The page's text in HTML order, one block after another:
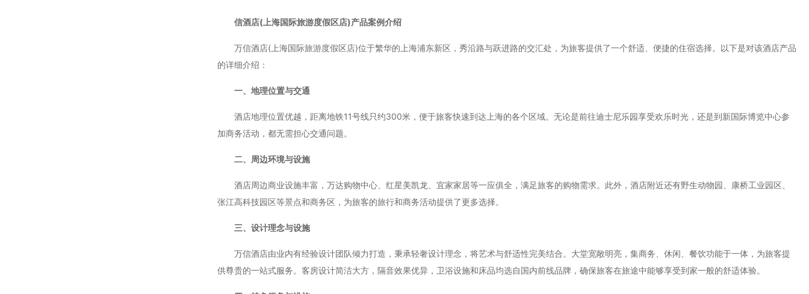
信酒店(上海国际旅游度假区店)产品案例介绍
万信酒店(上海国际旅游度假区店)位于繁华的上海浦东新区，秀沿路与跃进路的交汇处，为旅客提供了一个舒适、便捷的住宿选择。以下是对该酒店产品
的详细介绍：
一、地理位置与交通
酒店地理位置优越，距离地铁11号线只约300米，便于旅客快速到达上海的各个区域。无论是前往迪士尼乐园享受欢乐时光，还是到新国际博览中心参
加商务活动，都无需担心交通问题。
二、周边环境与设施
酒店周边商业设施丰富，万达购物中心、红星美凯龙、宜家家居等一应俱全，满足旅客的购物需求。此外，酒店附近还有野生动物园、康桥工业园区、
张江高科技园区等景点和商务区，为旅客的旅行和商务活动提供了更多选择。
三、设计理念与设施
万信酒店由业内有经验设计团队倾力打造，秉承轻奢设计理念，将艺术与舒适性完美结合。大堂宽敞明亮，集商务、休闲、餐饮功能于一体，为旅客提
供尊贵的一站式服务。客房设计简洁大方，隔音效果优异，卫浴设施和床品均选自国内前线品牌，确保旅客在旅途中能够享受到家一般的舒适体验。